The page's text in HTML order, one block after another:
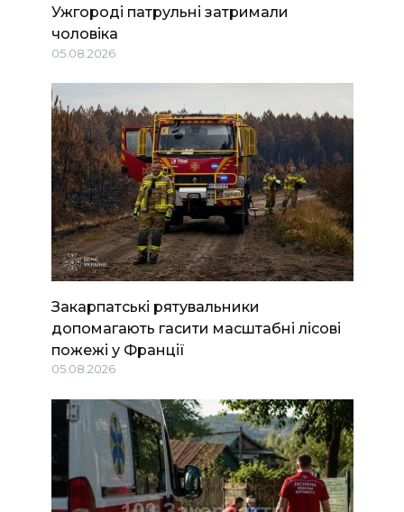
Ужгороді патрульні затримали
чоловіка
05.08.2026
Закарпатські рятувальники
допомагають гасити масштабні лісові
пожежі у Франції
05.08.2026